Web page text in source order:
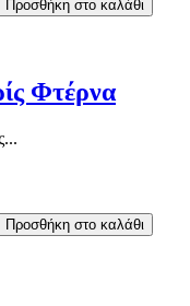
Φτέρνα